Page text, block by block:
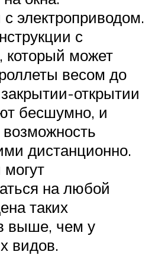
электроприводом.
с
который может
весом до
открытии
бесшумно, и
дистанционно.
на любой
таких
выше, чем у
видов.